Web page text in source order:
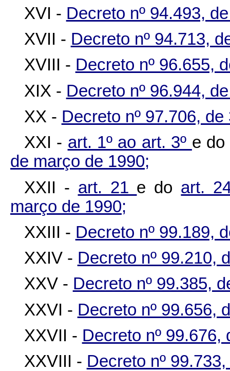
XVI - Decreto nº 94.493,
XVII - Decreto nº 94.713,
XVIII - Decreto nº 96.655,
XIX - Decreto nº 96.944,
XX - Decreto nº 97.706,
XXI - art. 1º ao art. 3º e do
de março de 1990;
XXII - art. 21 e do art.
março de 1990;
XXIII - Decreto nº 99.189,
XXIV - Decreto nº 99.210,
XXV - Decreto nº 99.385,
XXVI - Decreto nº 99.656,
XXVII - Decreto nº
XXVIII - Decreto nº